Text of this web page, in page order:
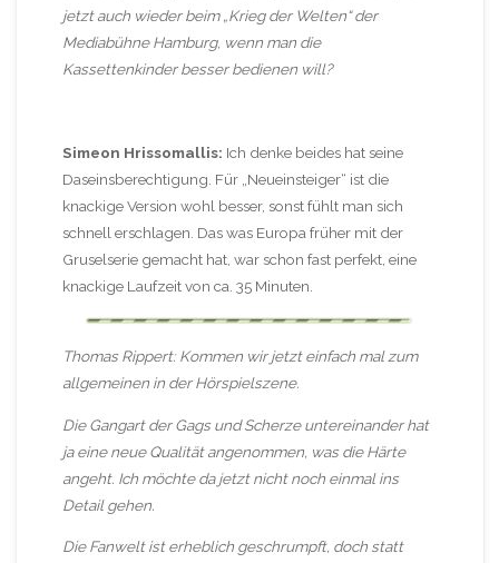
jetzt auch wieder beim „Krieg der Welten“ der
Mediabühne Hamburg, wenn man die
Kassettenkinder besser bedienen will?
Simeon Hrissomallis: Ich denke beides hat seine
Daseinsberechtigung. Für „Neueinsteiger“ ist die
knackige Version wohl besser, sonst fühlt man sich
schnell erschlagen. Das was Europa früher mit der
Gruselserie gemacht hat, war schon fast perfekt, eine
knackige Laufzeit von ca. 35 Minuten.
Thomas Rippert: Kommen wir jetzt einfach mal zum
allgemeinen in der Hörspielszene.
Die Gangart der Gags und Scherze untereinander hat
ja eine neue Qualität angenommen, was die Härte
angeht. Ich möchte da jetzt nicht noch einmal ins
Detail gehen.
Die Fanwelt ist erheblich geschrumpft, doch statt